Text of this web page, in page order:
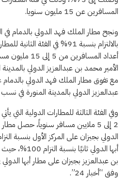
المسافرين عن 15 مليون سنويا.
ونجح مطار الملك فهد الدولي بالدمام في
بالالتزام بنسبة 91% في الفئة
أعداد
مع تفوق مطار الملك فهد الدولي
عبدالعزيز الدولي بالمدينة المنورة في
وفي الفئة الثالثة للمطارات الدولية التي
2 إلى 5 ملايين مسافر سنوياً، حصل
أبها الدولي
بن عبدالعزيز بجيزان على مطار أبها
وفق “أخبار 24”.